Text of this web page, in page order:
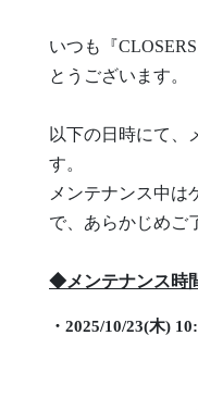
いつも『
とうございます。
以下の日時にて、
す。
メンテナンス中は
で、あらかじめご
◆メンテナンス時
・2025/10/23(木)